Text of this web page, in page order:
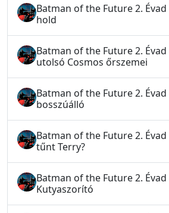
Batman of the Future 2. Évad
hold
Batman of the Future 2. Évad
utolsó Cosmos őrszemei
Batman of the Future 2. Évad
bosszúálló
Batman of the Future 2. Évad
tűnt Terry?
Batman of the Future 2. Évad
Kutyaszorító